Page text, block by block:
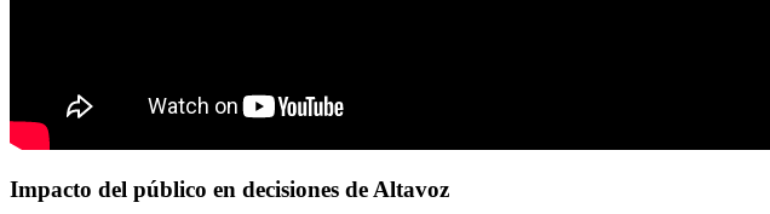
Impacto del público en decisiones de Altavoz